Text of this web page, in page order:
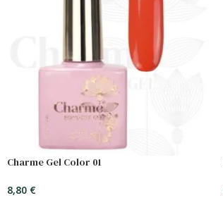
Charme Gel Color 01
8,80 €